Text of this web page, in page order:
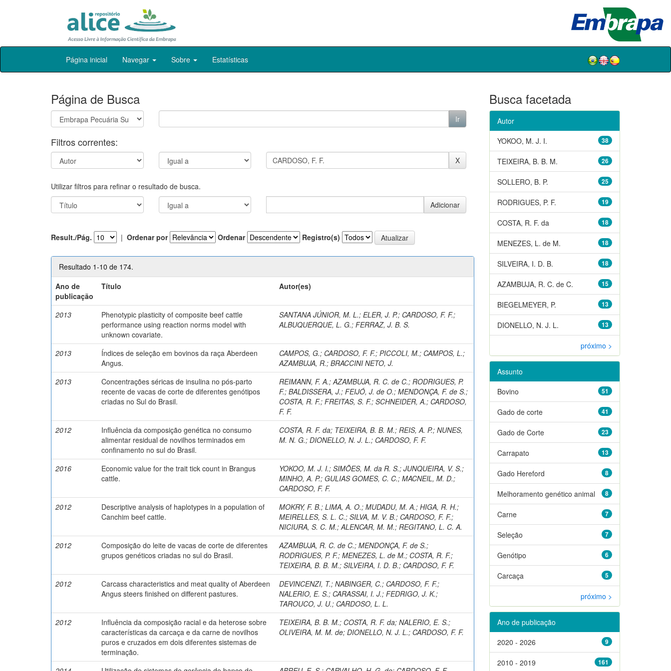
Skip
Página inicial Navegar Sobre Estatísticas
Página de Busca
Filtros correntes:
Utilizar filtros para refinar o resultado de busca.
Result./Pág. | Ordenar por Ordenar Registro(s)
Resultado 1-10 de 174.
Ano de
publicação
Título Autor(es)
2013
Phenotypic plasticity of composite beef cattle
performance using reaction norms model with
unknown covariate.
SANTANA JÚNIOR, M. L.;ELER, J. P.; CARDOSO, F. F.;
ALBUQUERQUE, L. G.;FERRAZ, J. B. S.
2013
Índices de seleção em bovinos da raça Aberdeen
Angus.
CAMPOS, G.; CARDOSO, F. F.;PICCOLI, M.; CAMPOS, L.;
AZAMBUJA, R.;BRACCINI NETO, J.
2013
Concentrações séricas de insulina no pós-parto
recente de vacas de corte de diferentes genótipos
criadas no Sul do Brasil.
REIMANN, F. A.;AZAMBUJA, R. C. de C.; RODRIGUES, P.
F.;BALDISSERA, J.;FEIJÓ, J. de O.;MENDONÇA, F. de S.;
COSTA, R. F.;FREITAS, S. F.;SCHNEIDER, A.; CARDOSO,
F. F.
2012
Influência da composição genética no consumo
alimentar residual de novilhos terminados em
confinamento no sul do Brasil.
COSTA, R. F. da; TEIXEIRA, B. B. M.; REIS, A. P.;NUNES,
M. N. G.;DIONELLO, N. J. L.; CARDOSO, F. F.
2016
Economic value for the trait tick count in Brangus
cattle.
YOKOO, M. J. I.;SIMÕES, M. da R. S.;JUNQUEIRA, V. S.;
MINHO, A. P.;GULIAS GOMES, C. C.;MACNEIL, M. D.;
CARDOSO, F. F.
2012
Descriptive analysis of haplotypes in a population of
Canchim beef cattle.
MOKRY, F. B.;LIMA, A. O.;MUDADU, M. A.;HIGA, R. H.;
MEIRELLES, S. L. C.;SILVA, M. V. B.; CARDOSO, F. F.;
NICIURA, S. C. M.;ALENCAR, M. M.; REGITANO, L. C. A.
2012
Composição do leite de vacas de corte de diferentes
grupos genéticos criadas no sul do Brasil.
AZAMBUJA, R. C. de C.;MENDONÇA, F. de S.;
RODRIGUES, P. F.;MENEZES, L. de M.; COSTA, R. F.;
TEIXEIRA, B. B. M.;SILVEIRA, I. D. B.; CARDOSO, F. F.
2012
Carcass characteristics and meat quality of Aberdeen
Angus steers finished on different pastures.
DEVINCENZI, T.;NABINGER, C.; CARDOSO, F. F.;
NALERIO, E. S.; CARASSAI, I. J.;FEDRIGO, J. K.;
TAROUCO, J. U.; CARDOSO, L. L.
2012
Influência da composição racial e da heterose sobre
características da carcaça e da carne de novilhos
puros e cruzados em dois diferentes sistemas de
terminação.
TEIXEIRA, B. B. M.; COSTA, R. F. da;NALERIO, E. S.;
OLIVEIRA, M. M. de;DIONELLO, N. J. L.; CARDOSO, F. F.
Busca facetada
Autor
38
YOKOO, M. J. I.
26
TEIXEIRA, B. B. M.
25
SOLLERO, B. P.
19
RODRIGUES, P. F.
18
COSTA, R. F. da
18
MENEZES, L. de M.
18
SILVEIRA, I. D. B.
15
AZAMBUJA, R. C. de C.
13
BIEGELMEYER, P.
13
DIONELLO, N. J. L.
próximo >
Assunto
51
Bovino
41
Gado de corte
23
Gado de Corte
13
Carrapato
8
Gado Hereford
8
Melhoramento genético animal
7
Carne
7
Seleção
6
Genótipo
5
Carcaça
próximo >
Ano de publicação
9
2020 - 2026
161
2010 - 2019